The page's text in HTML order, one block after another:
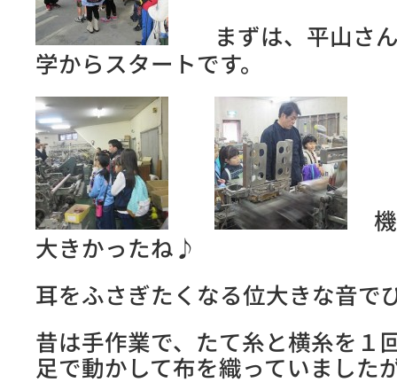
まずは、平山さん
学からスタートです。
機
大きかったね♪
耳をふさぎたくなる位大きな音で
昔は手作業で、たて糸と横糸を１
足で動かして布を織っていました